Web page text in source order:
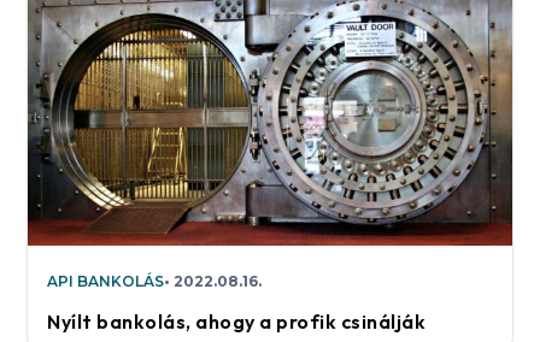
API BANKOLÁS 2022.08.16.
Nyílt bankolás, ahogy a profik csinálják